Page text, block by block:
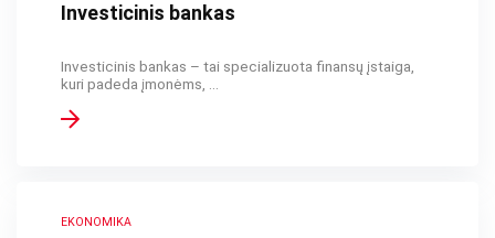
Investicinis bankas
Investicinis bankas – tai specializuota finansų įstaiga,
kuri padeda įmonėms, ...
EKONOMIKA